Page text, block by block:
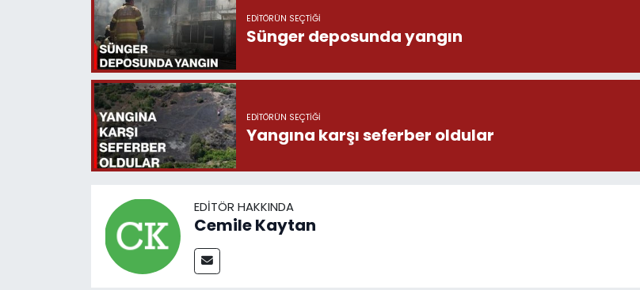
EDITÖRÜN SEÇTIĞI
Sünger deposunda yangın
EDITÖRÜN SEÇTIĞI
Yangına karşı seferber oldular
EDITÖR HAKKINDA
Cemile Kaytan